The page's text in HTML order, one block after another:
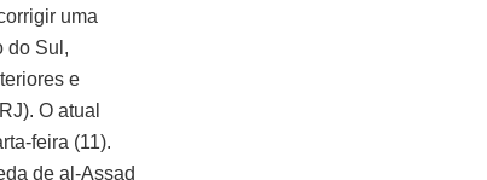
uma
do Sul,
e
O atual
feira (11).
de al-Assad